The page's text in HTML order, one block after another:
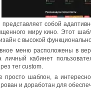
собой
миру кино. Этот
с высокой
меню расположены в
кабинет
тег custom.
просто шаблон, а
и доработан для